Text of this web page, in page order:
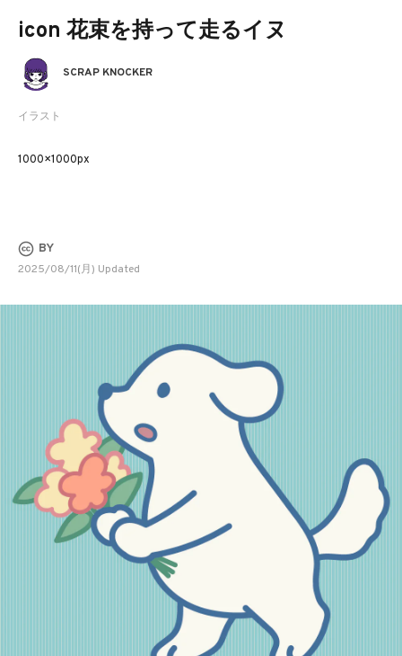
icon 花束を持って走るイヌ
イラスト
SCRAP KNOCKER
1000×1000px
BY
2025/08/11(月) Updated